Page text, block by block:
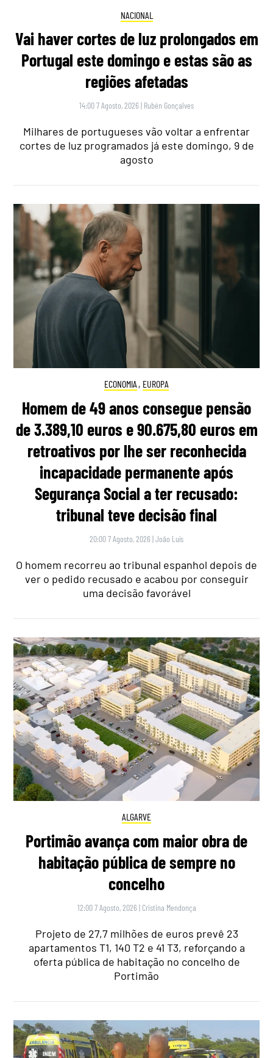
NACIONAL
Vai haver cortes de luz prolongados em
Portugal este domingo e estas são as
regiões afetadas
14:00 7 Agosto, 2026 | Rubén Gonçalves
Milhares de portugueses vão voltar a enfrentar
cortes de luz programados já este domingo, 9 de
agosto
ECONOMIA , EUROPA
Homem de 49 anos consegue pensão
de 3.389,10 euros e 90.675,80 euros em
retroativos por lhe ser reconhecida
incapacidade permanente após
Segurança Social a ter recusado:
tribunal teve decisão final
20:00 7 Agosto, 2026 |João Luís
O homem recorreu ao tribunal espanhol depois de
ver o pedido recusado e acabou por conseguir
uma decisão favorável
ALGARVE
Portimão avança com maior obra de
habitação pública de sempre no
concelho
12:00 7 Agosto, 2026 | Cristina Mendonça
Projeto de 27,7 milhões de euros prevê 23
apartamentos T1, 140 T2 e 41 T3, reforçando a
oferta pública de habitação no concelho de
Portimão